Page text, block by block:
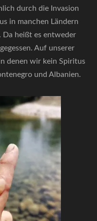
durch die Invasion
in manchen Ländern
Da heißt es entweder
Auf unserer
denen wir kein Spiritus
und Albanien.